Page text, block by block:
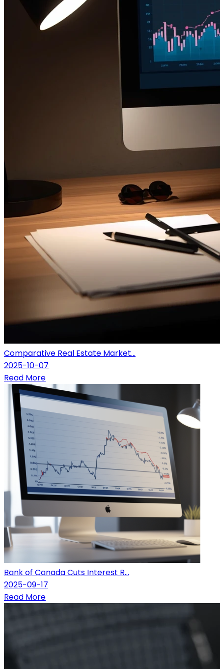
Comparative Real Estate Market...
2025-10-07
Read More
Bank of Canada Cuts Interest R...
2025-09-17
Read More